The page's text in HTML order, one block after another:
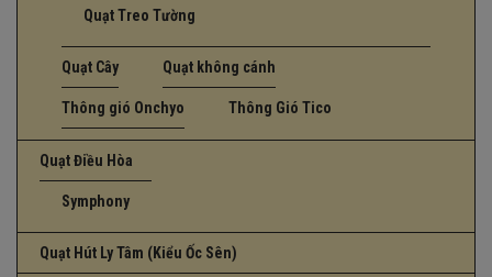
Quạt Treo Tường
Quạt Cây Quạt không cánh
Thông gió Onchyo Thông Gió Tico
Quạt Điều Hòa
Symphony
Quạt Hút Ly Tâm (Kiểu Ốc Sên)